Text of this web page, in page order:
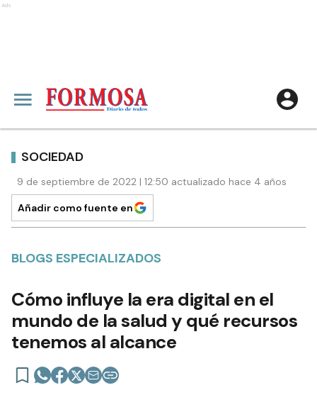
Ads
SOCIEDAD
9 de septiembre de 2022 | 12:50 actualizado hace 4 años
Añadir como fuente en
BLOGS ESPECIALIZADOS
Cómo influye la era digital en el
mundo de la salud y qué recursos
tenemos al alcance